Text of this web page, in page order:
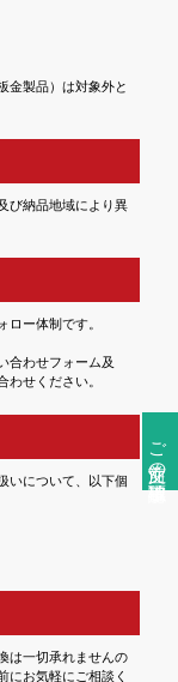
ご注文前の確認事項
金製品）は対象外と
び納品地域により異
ロー体制です。
合わせフォーム及
わせください。
いについて、以下個
は一切承れませんの
にお気軽にご相談く